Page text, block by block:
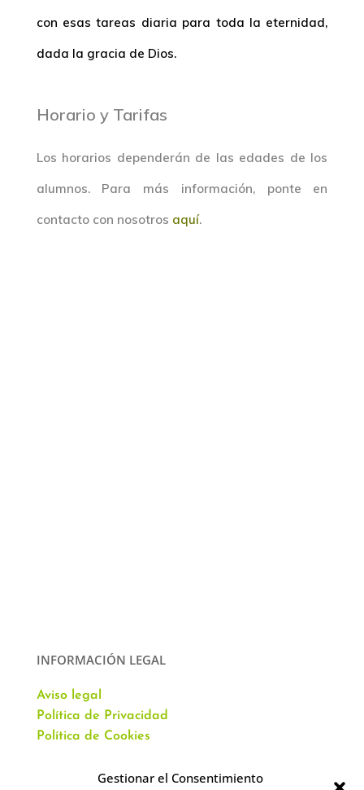
Gestionar el Consentimiento
con esas tareas diaria para toda la eternidad,
dada la gracia de Dios.
Horario y Tarifas
Los horarios dependerán de las edades de los
alumnos. Para más información, ponte en
contacto con nosotros aquí.
INFORMACIÓN LEGAL
Aviso legal
Política de Privacidad
Política de Cookies